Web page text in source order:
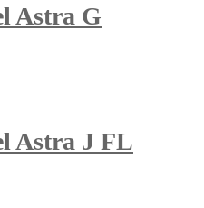
Astra G
Astra J FL